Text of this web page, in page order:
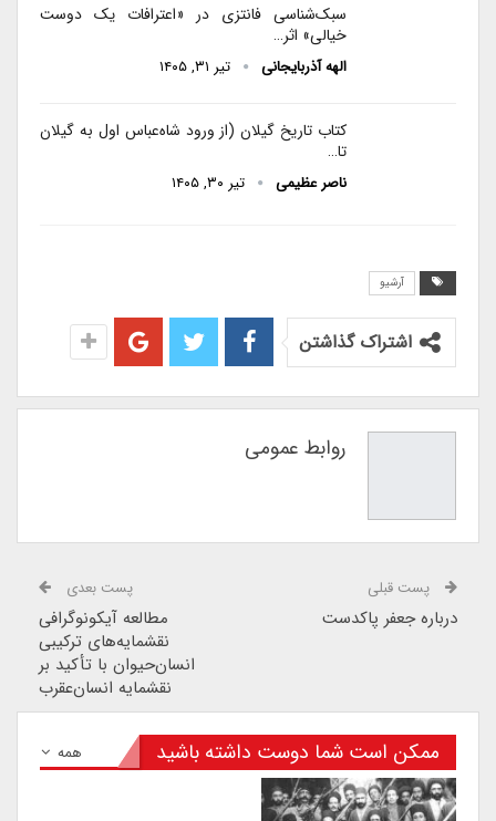
سبک‌شناسی فانتزی در «اعترافات یک دوست
خیالی» اثر…
الهه آذربایجانی تیر ۳۱, ۱۴۰۵
کتاب تاریخ گیلان (از ورود شاه‌عباس اول به گیلان
تا…
ناصر عظیمی تیر ۳۰, ۱۴۰۵
آرشیو
اشتراک گذاشتن
روابط عمومی
پست قبلی
درباره جعفر پاکدست
پست بعدی
مطالعه آیکونوگرافی
نقشمایه‌های ترکیبی
انسان‌حیوان با تأکید بر
نقشمایه‌ انسان‌عقرب
همه ممکن است شما دوست داشته باشید